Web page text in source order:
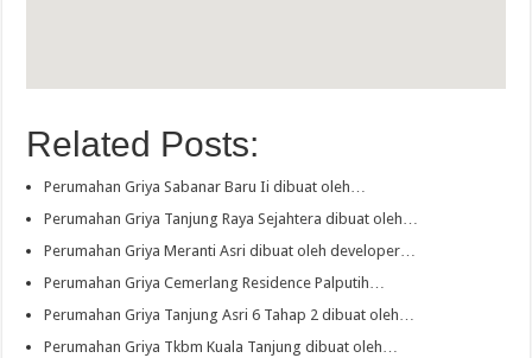
Related Posts:
Perumahan Griya Sabanar Baru Ii dibuat oleh…
Perumahan Griya Tanjung Raya Sejahtera dibuat oleh…
Perumahan Griya Meranti Asri dibuat oleh developer…
Perumahan Griya Cemerlang Residence Palputih…
Perumahan Griya Tanjung Asri 6 Tahap 2 dibuat oleh…
Perumahan Griya Tkbm Kuala Tanjung dibuat oleh…